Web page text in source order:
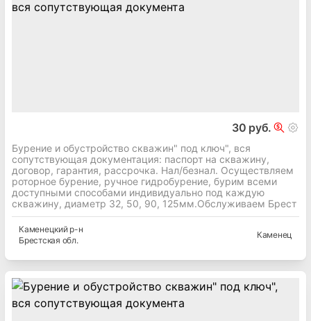
30 руб.
Бурение и обустройство скважин" под ключ", вся
сопутствующая документация: паспорт на скважину,
договор, гарантия, рассрочка. Нал/безнал. Осуществляем
роторное бурение, ручное гидробурение, бурим всеми
доступными способами индивидуально под каждую
скважину, диаметр 32, 50, 90, 125мм.Обслуживаем Брест
Каменецкийр-н
Брестская обл.
Каменец